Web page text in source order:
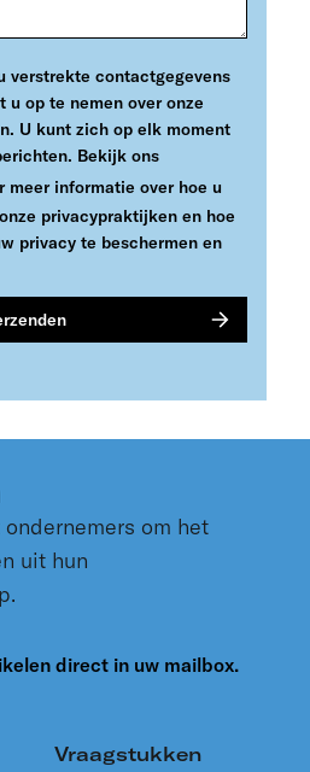
verstrekte contactgegevens
u op te nemen over onze
U kunt zich op elk moment
Bekijk ons
meer informatie over hoe u
privacypraktijken en hoe
privacy te beschermen en
om het
uit hun
direct in uw mailbox.
Vraagstukken